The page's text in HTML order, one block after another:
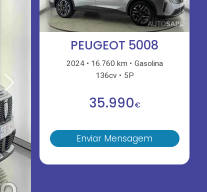
PEUGEOT 5008
2024 16.760 km
Gasolina
136cv
5P
35.990€
Enviar Mensagem